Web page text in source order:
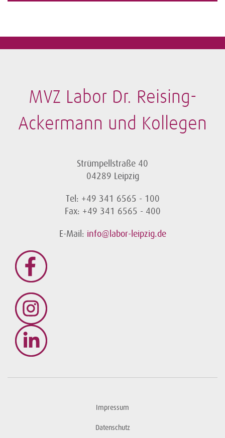
MVZ Labor Dr. Reising-
Ackermann und Kollegen
Strümpellstraße 40
04289 Leipzig
Tel: +49 341 6565 - 100
Fax: +49 341 6565 - 400
E-Mail: info@labor-leipzig.de
Impressum
Datenschutz